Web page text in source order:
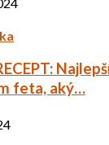
feta, aký…